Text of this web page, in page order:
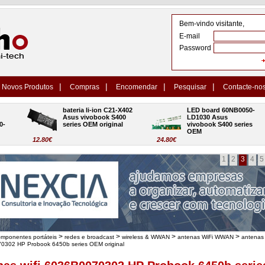
Bem-vindo visitante,
E-mail
Password
Novos Produtos | Compras | Encomendar | Pesquisar | Contacte-
12.80€
bateria li-ion C21-X402
Asus vivobook S400
series OEM original
24.80€
LED board 60NB0050-
LD1030 Asus
vivobook S400 series
OEM
1 2 3 4 5
portáteis > redes e broadcast > wireless & WWAN > antenas WiFi WWAN > antenas
HP Probook 6450b series OEM original